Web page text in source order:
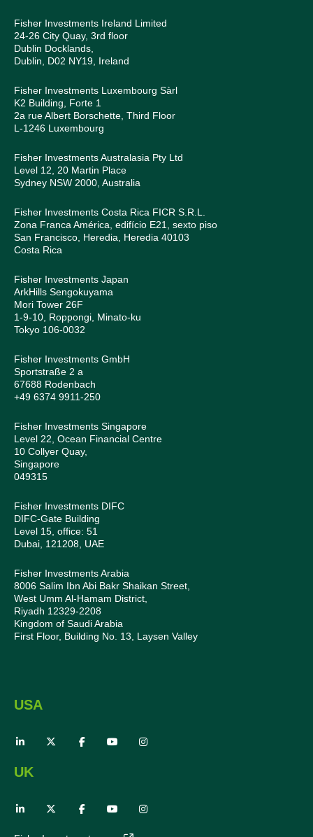
Fisher Investments Ireland Limited
24-26 City Quay, 3rd floor
Dublin Docklands,
Dublin, D02 NY19, Ireland
Fisher Investments Luxembourg Sàrl
K2 Building, Forte 1
2a rue Albert Borschette, Third Floor
L-1246 Luxembourg
Fisher Investments Australasia Pty Ltd
Level 12, 20 Martin Place
Sydney NSW 2000, Australia
Fisher Investments Costa Rica FICR S.R.L.
Zona Franca América, edifício E21, sexto piso
San Francisco, Heredia, Heredia 40103
Costa Rica
Fisher Investments Japan
ArkHills Sengokuyama
Mori Tower 26F
1-9-10, Roppongi, Minato-ku
Tokyo 106-0032
Fisher Investments GmbH
Sportstraße 2 a
67688 Rodenbach
+49 6374 9911-250
Fisher Investments Singapore
Level 22, Ocean Financial Centre
10 Collyer Quay,
Singapore
049315
Fisher Investments DIFC
DIFC-Gate Building
Level 15, office: 51
Dubai, 121208, UAE
Fisher Investments Arabia
8006 Salim Ibn Abi Bakr Shaikan Street,
West Umm Al-Hamam District,
Riyadh 12329-2208
Kingdom of Saudi Arabia
First Floor, Building No. 13, Laysen Valley
USA
UK